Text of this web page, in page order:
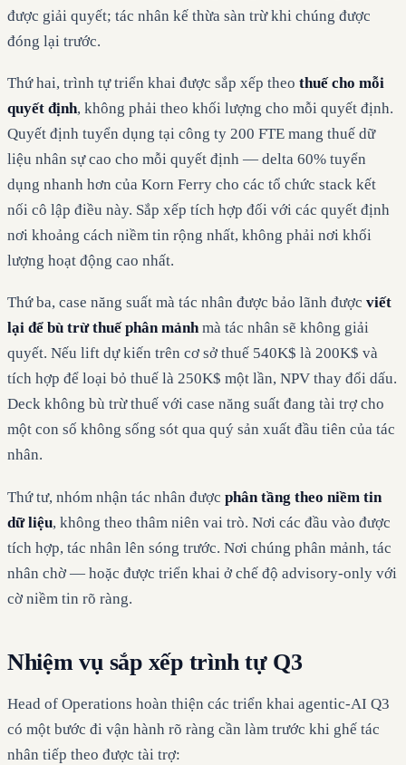
được giải quyết; tác nhân kế thừa sàn trừ khi chúng được
đóng lại trước.
Thứ hai, trình tự triển khai được sắp xếp theo thuế cho mỗi
quyết định, không phải theo khối lượng cho mỗi quyết định.
Quyết định tuyển dụng tại công ty 200 FTE mang thuế dữ
liệu nhân sự cao cho mỗi quyết định — delta 60% tuyển
dụng nhanh hơn của Korn Ferry cho các tổ chức stack kết
nối cô lập điều này. Sắp xếp tích hợp đối với các quyết định
nơi khoảng cách niềm tin rộng nhất, không phải nơi khối
lượng hoạt động cao nhất.
Thứ ba, case năng suất mà tác nhân được bảo lãnh được viết
lại để bù trừ thuế phân mảnhmà tác nhân sẽ không giải
quyết. Nếu lift dự kiến trên cơ sở thuế 540K$ là 200K$ và
tích hợp để loại bỏ thuế là 250K$ một lần, NPV thay đổi dấu.
Deck không bù trừ thuế với case năng suất đang tài trợ cho
một con số không sống sót qua quý sản xuất đầu tiên của tác
nhân.
Thứ tư, nhóm nhận tác nhân được phân tầng theo niềm tin
dữ liệu, không theo thâm niên vai trò. Nơi các đầu vào được
tích hợp, tác nhân lên sóng trước. Nơi chúng phân mảnh, tác
nhân chờ — hoặc được triển khai ở chế độ advisory-only với
cờ niềm tin rõ ràng.
Nhiệm vụ sắp xếp trình tự Q3
Head of Operations hoàn thiện các triển khai agentic-AI Q3
có một bước đi vận hành rõ ràng cần làm trước khi ghế tác
nhân tiếp theo được tài trợ: